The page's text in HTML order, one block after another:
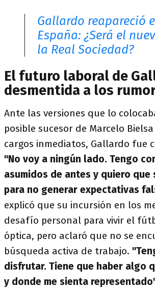
Gallardo reapareció
España: ¿Será el
la Real Sociedad?
El futuro laboral de
desmentida a los
Ante las versiones que lo
posible sucesor de Marcelo
cargos inmediatos, Gallardo fue
"No voy a ningún lado. Tengo
asumidos de antes y quiero que
para no generar expectativas
explicó que su incursión en los
desafío personal para vivir el
óptica, pero aclaró que no se
búsqueda activa de trabajo.
disfrutar. Tiene que haber algo
y donde me sienta